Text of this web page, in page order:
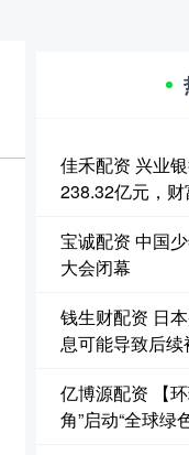
佳禾配资 兴业
238.32亿元，
宝诚配资 中国
大会闭幕
钱生财配资 日
息可能导致后
亿博源配资 【
角”启动“全球绿